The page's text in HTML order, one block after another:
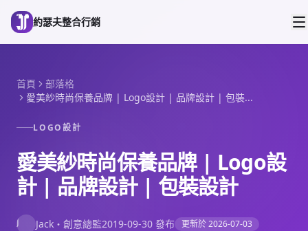
跳到主要內容
約瑟夫整合行銷
首頁
部落格
愛美紗時尚保養品牌 | Logo設計 | 品牌設計 | 包裝...
LOGO設計
愛美紗時尚保養品牌 | Logo設
計 | 品牌設計 | 包裝設計
J Jack ・ 創意總監2019-09-30 發布 更新於2026-07-03